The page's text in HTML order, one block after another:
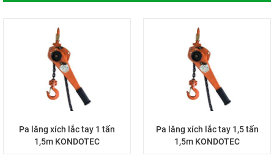
Pa lăng xích lắc tay 1 tấn
1,5m KONDOTEC
Pa lăng xích lắc tay 1,5 tấn
1,5m KONDOTEC